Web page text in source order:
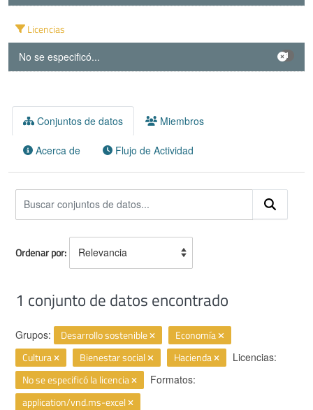
Licencias
No se especificó... 1
Conjuntos de datos Miembros
Acerca de Flujo de Actividad
Ordenar por
1 conjunto de datos encontrado
Grupos: Desarrollo sostenible
Economía
Cultura
Bienestar social Hacienda Licencias:
No se especificó la licencia Formatos:
application/vnd.ms-excel